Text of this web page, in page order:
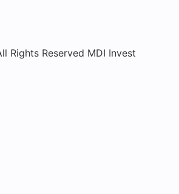
Rights Reserved MDI Invest